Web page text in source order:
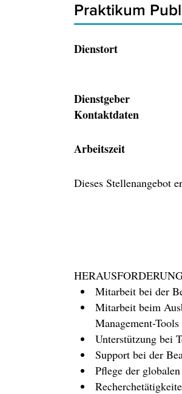
Praktikum
Dienstort
Dienstgeber
Kontaktdaten
Arbeitszeit
Dieses Stellenangebot
Mitarbeit bei der
Mitarbeit beim
Management-
Unterstützung bei
Support bei der
Pflege der